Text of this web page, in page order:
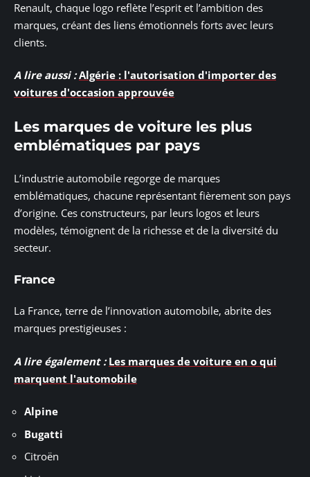
Renault, chaque logo reflète l’esprit et l’ambition des
marques, créant des liens émotionnels forts avec leurs
clients.
A lire aussi : Algérie : l'autorisation d'importer des
voitures d'occasion approuvée
Les marques de voiture les plus
emblématiques par pays
L’industrie automobile regorge de marques
emblématiques, chacune représentant fièrement son pays
d’origine. Ces constructeurs, par leurs logos et leurs
modèles, témoignent de la richesse et de la diversité du
secteur.
France
La France, terre de l’innovation automobile, abrite des
marques prestigieuses :
A lire également : Les marques de voiture en o qui
marquent l'automobile
Alpine
Bugatti
Citroën